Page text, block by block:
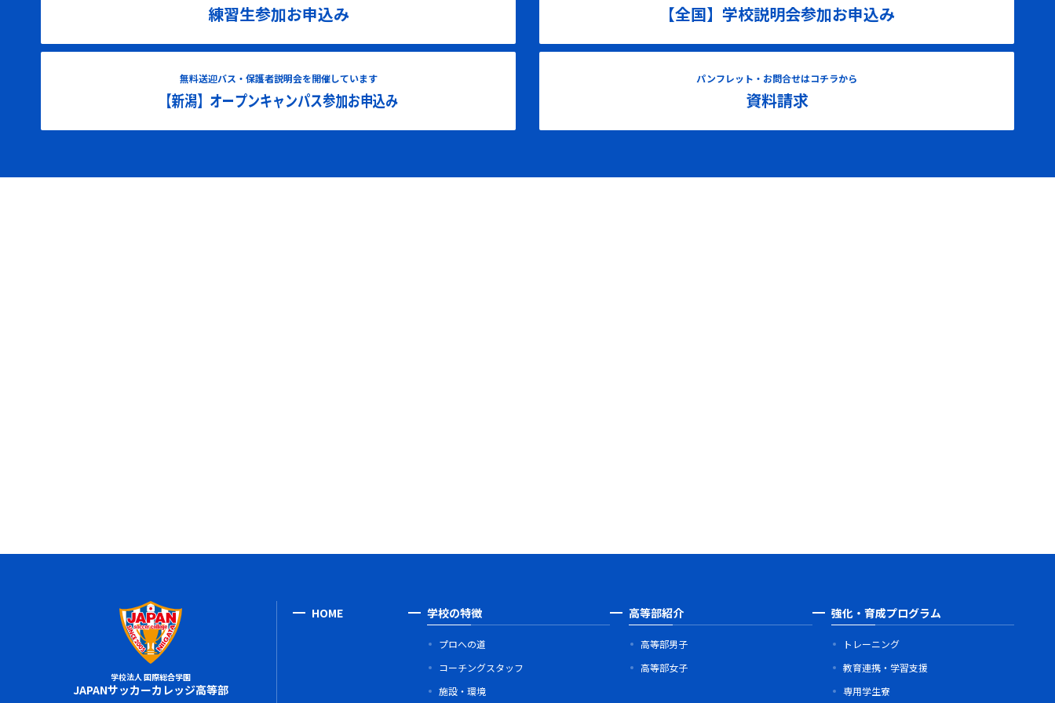
練習生参加お申込み 【全国】学校説明会参加お申込み
無料送迎バス・保護者説明会を開催しています
【新潟】オープンキャンパス参加お申込み
パンフレット・お問合せはコチラから
資料請求
HOME 学校の特徴
プロへの道
コーチングスタッフ
施設・環境
高等部紹介
高等部男子
高等部女子
強化・育成プログラム
トレーニング
教育連携・学習支援
専用学生寮
学校法人 国際総合学園
JAPANサッカーカレッジ高等部